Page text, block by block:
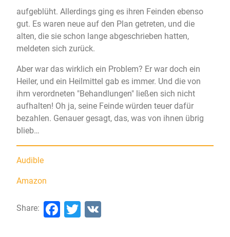
aufgeblüht. Allerdings ging es ihren Feinden ebenso
gut. Es waren neue auf den Plan getreten, und die
alten, die sie schon lange abgeschrieben hatten,
meldeten sich zurück.
Aber war das wirklich ein Problem? Er war doch ein
Heiler, und ein Heilmittel gab es immer. Und die von
ihm verordneten "Behandlungen" ließen sich nicht
aufhalten! Oh ja, seine Feinde würden teuer dafür
bezahlen. Genauer gesagt, das, was von ihnen übrig
blieb…
Audible
Amazon
Share: Facebook
Twitter